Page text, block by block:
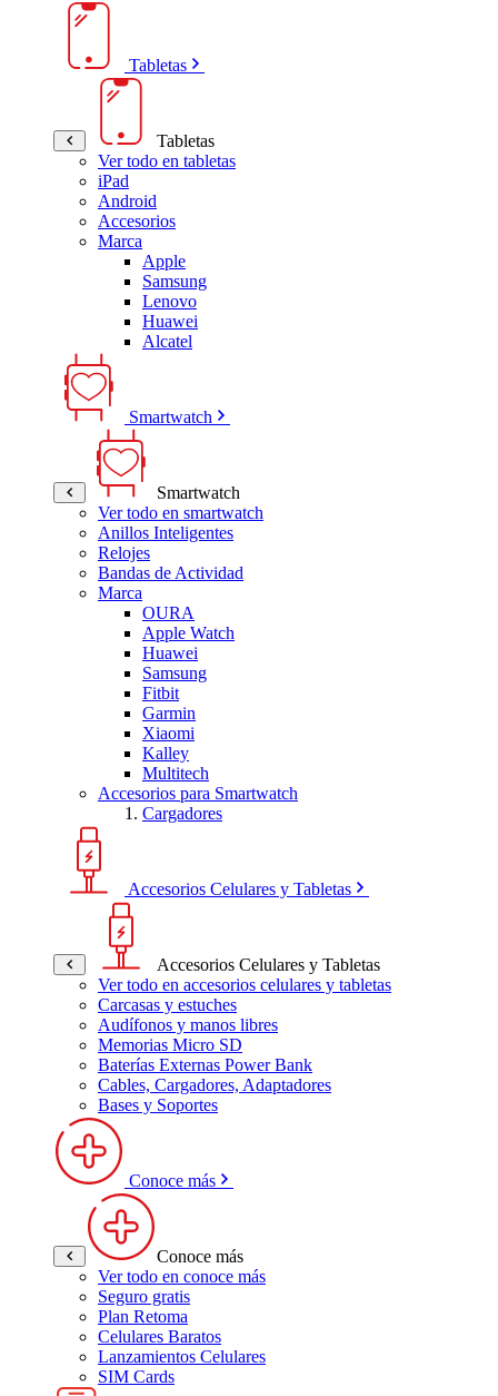
Tabletas
Tabletas
Ver todo en tabletas
iPad
Android
Accesorios
Marca
Apple
Samsung
Lenovo
Huawei
Alcatel
Smartwatch
Smartwatch
Ver todo en smartwatch
Anillos Inteligentes
Relojes
Bandas de Actividad
Marca
OURA
Apple Watch
Huawei
Samsung
Fitbit
Garmin
Xiaomi
Kalley
Multitech
Accesorios para Smartwatch
Cargadores
Accesorios Celulares y Tabletas
Accesorios Celulares y Tabletas
Ver todo en accesorios celulares y tabletas
Carcasas y estuches
Audífonos y manos libres
Memorias Micro SD
Baterías Externas Power Bank
Cables, Cargadores, Adaptadores
Bases y Soportes
Conoce más
Conoce más
Ver todo en conoce más
Seguro gratis
Plan Retoma
Celulares Baratos
Lanzamientos Celulares
SIM Cards